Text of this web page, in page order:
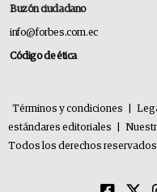
Buzón ciudadano
info@forbes.com.ec
Código de ética
Términos y condiciones
estándares editoriales
Todos los derechos